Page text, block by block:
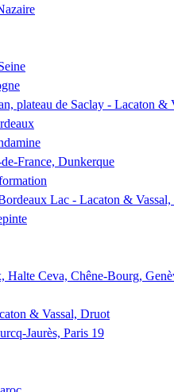
plateau de Saclay - Lacaton &
France, Dunkerque
Lac - Lacaton &
Halte Ceva, Chêne-Bourg,
& Vassal, Druot
Jaurès, Paris 19